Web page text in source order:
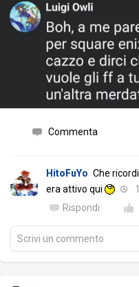
Commenta
HitoFuYo Che
era attivo qui
Rispondi
Scrivi un commento